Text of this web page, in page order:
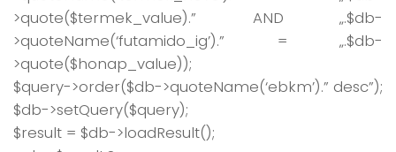
>quote($termek_value).” AND „.$db-
>quoteName(‘futamido_ig’).” = „.$db-
>quote($honap_value));
$query->order($db->quoteName(‘ebkm’).” desc”);
$db->setQuery($query);
$result = $db->loadResult();